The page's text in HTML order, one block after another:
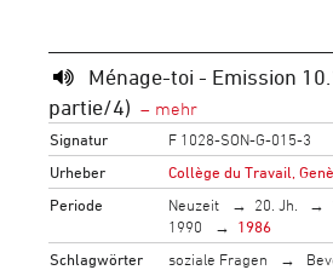
Ménage-toi - Emission
partie/4)
Signatur
F 1028-SON-G-015-3
Urheber
Collège du Travail,
Periode
Neuzeit 20. Jh.
1990
1986
Schlagwörter
soziale Fragen